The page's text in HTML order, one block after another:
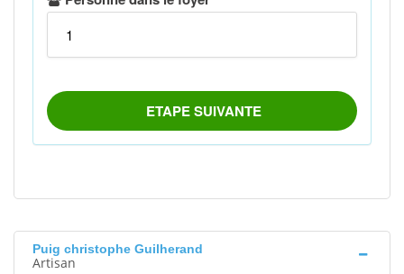
Puig christophe Guilherand
Artisan